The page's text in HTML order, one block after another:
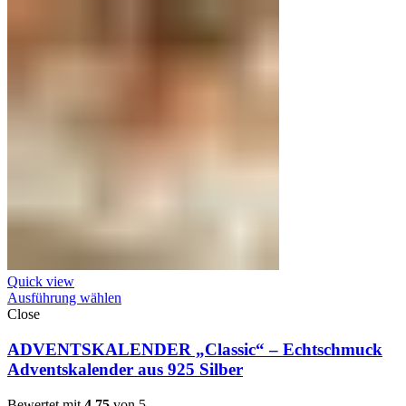
Quick view
Ausführung wählen
Close
ADVENTSKALENDER „Classic“ – Echtschmuck
Adventskalender aus 925 Silber